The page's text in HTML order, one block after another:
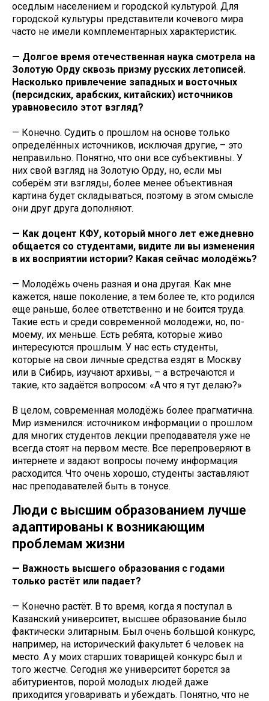
оседлым населением и городской культурой. Для
городской культуры представители кочевого мира
часто не имели комплементарных характеристик.
— Долгое время отечественная наука смотрела на
Золотую Орду сквозь призму русских летописей.
Насколько привлечение западных и восточных
(персидских, арабских, китайских) источников
уравновесило этот взгляд?
— Конечно. Судить о прошлом на основе только
определённых источников, исключая другие, – это
неправильно. Понятно, что они все субъективны. У
них свой взгляд на Золотую Орду, но, если мы
соберём эти взгляды, более менее объективная
картина будет складываться, поэтому в этом смысле
они друг друга дополняют.
— Как доцент КФУ, который много лет ежедневно
общается со студентами, видите ли вы изменения
в их восприятии истории? Какая сейчас молодёжь?
— Молодёжь очень разная и она другая. Как мне
кажется, наше поколение, а тем более те, кто родился
еще раньше, более ответственно и не боится труда.
Такие есть и среди современной молодежи, но, по-
моему, их меньше. Есть ребята, которые живо
интересуются прошлым. У нас есть студенты,
которые на свои личные средства ездят в Москву
или в Сибирь, изучают архивы, – а встречаются и
такие, кто задаётся вопросом: «А что я тут делаю?»
В целом, современная молодёжь более прагматична.
Мир изменился: источником информации о прошлом
для многих студентов лекции преподавателя уже не
всегда стоят на первом месте. Все перепроверяют в
интернете и задают вопросы почему информация
расходится. Что очень хорошо, студенты заставляют
нас преподавателей быть в тонусе.
Люди с высшим образованием лучше
адаптированы к возникающим
проблемам жизни
— Важность высшего образования с годами
только растёт или падает?
— Конечно растёт. В то время, когда я поступал в
Казанский университет, высшее образование было
фактически элитарным. Был очень большой конкурс,
например, на исторический факультет 6 человек на
место. А у моих старших товарищей конкурс был и
того жестче. Сегодня же университет борется за
абитуриентов, порой молодых людей даже
приходится уговаривать и убеждать. Понятно, что не